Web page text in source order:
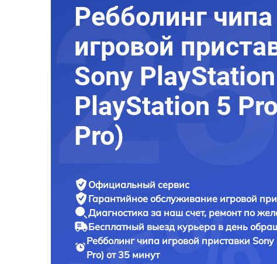
Ребболинг чипа
игровой
Sony PlayStation
PlayStation 5
Pro)
Официальный сервис
Гарантийное обслуживание игровой
Диагностика за наш счет, ремонт по
Бесплатный выезд курьера в день
Ребболинг чипа игровой приставки Sony
Pro) от 35 минут